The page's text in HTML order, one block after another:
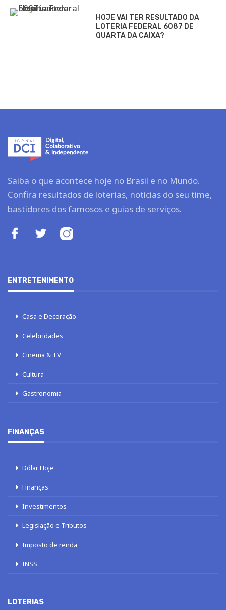
HOJE VAI TER RESULTADO DA
LOTERIA FEDERAL 6087 DE
QUARTA DA CAIXA?
Saiba o que acontece hoje no Brasil e no Mundo.
Confira resultados de loterias, notícias do seu time,
bastidores dos famosos e guias de serviços.
ENTRETENIMENTO
Casa e Decoração
Celebridades
Cinema & TV
Cultura
Gastronomia
FINANÇAS
Dólar Hoje
Finanças
Investimentos
Legislação e Tributos
Imposto de renda
INSS
LOTERIAS